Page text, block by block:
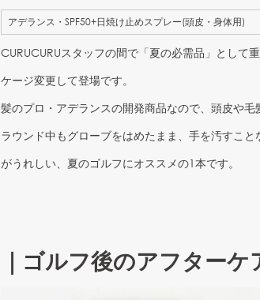
アデランス・SPF50+日焼け止めスプレー(頭皮・身体用)
CURUCURUスタッフの間で「夏の必需品」として
ケージ変更して登場です。
髪のプロ・アデランスの開発商品なので、頭皮や
ラウンド中もグローブをはめたまま、手を汚すこ
がうれしい、夏のゴルフにオススメの1本です。
｜ゴルフ後のアフターケ